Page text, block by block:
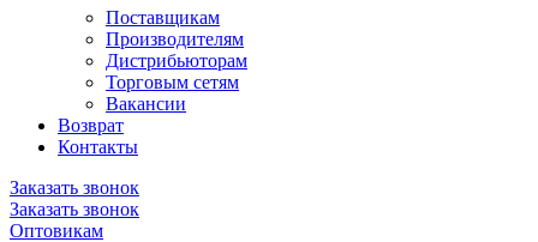
Поставщикам
Производителям
Дистрибьюторам
Торговым сетям
Вакансии
Возврат
Контакты
Заказать звонок
Заказать звонок
Оптовикам